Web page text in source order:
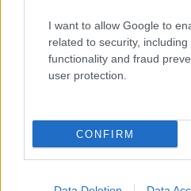
I want to allow Google to
related to security,
functionality and fraud
user protection.
CONFIRM
2015/4.